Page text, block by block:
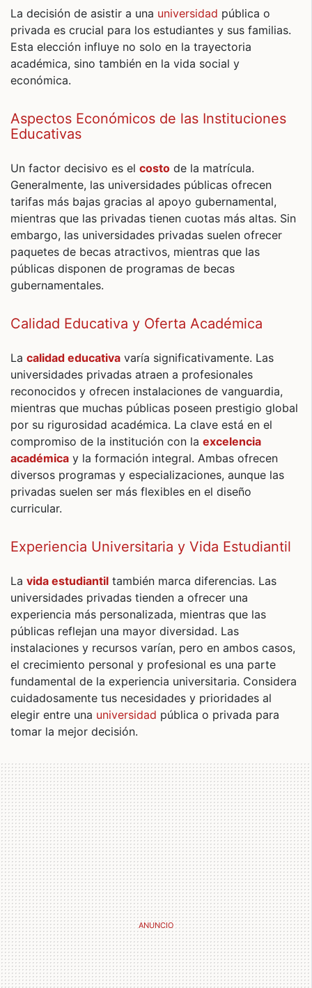
La decisión de asistir a una universidad pública o
privada es crucial para los estudiantes y sus familias.
Esta elección influye no solo en la trayectoria
académica, sino también en la vida social y
económica.
Aspectos Económicos de las Instituciones
Educativas
Un factor decisivo es el costo de la matrícula.
Generalmente, las universidades públicas ofrecen
tarifas más bajas gracias al apoyo gubernamental,
mientras que las privadas tienen cuotas más altas. Sin
embargo, las universidades privadas suelen ofrecer
paquetes de becas atractivos, mientras que las
públicas disponen de programas de becas
gubernamentales.
Calidad Educativa y Oferta Académica
La calidad educativa varía significativamente. Las
universidades privadas atraen a profesionales
reconocidos y ofrecen instalaciones de vanguardia,
mientras que muchas públicas poseen prestigio global
por su rigurosidad académica. La clave está en el
compromiso de la institución con la excelencia
académica y la formación integral. Ambas ofrecen
diversos programas y especializaciones, aunque las
privadas suelen ser más flexibles en el diseño
curricular.
Experiencia Universitaria y Vida Estudiantil
La vida estudiantil también marca diferencias. Las
universidades privadas tienden a ofrecer una
experiencia más personalizada, mientras que las
públicas reflejan una mayor diversidad. Las
instalaciones y recursos varían, pero en ambos casos,
el crecimiento personal y profesional es una parte
fundamental de la experiencia universitaria. Considera
cuidadosamente tus necesidades y prioridades al
elegir entre una universidad pública o privada para
tomar la mejor decisión.